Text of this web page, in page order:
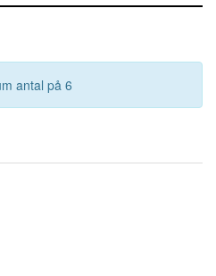
antal på 6